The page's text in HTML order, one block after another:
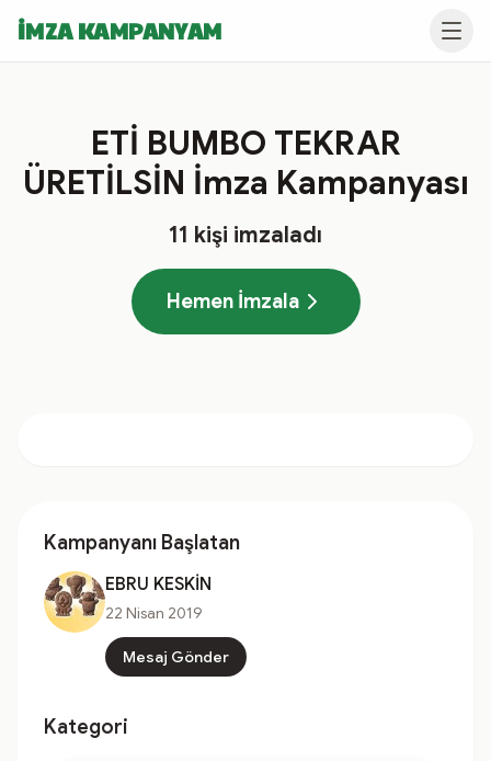
İMZA KAMPANYAM
ETİ BUMBO TEKRAR
ÜRETİLSİN İmza Kampanyası
11 kişi imzaladı
Hemen İmzala
Kampanyanı Başlatan
EBRU KESKİN
22 Nisan 2019
Mesaj Gönder
Kategori